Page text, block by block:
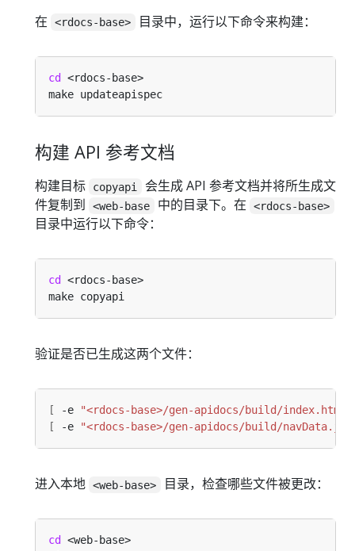
在
<rdocs-base> 目录中，运行以下命令来构建：
cd
构建 API 参考文档
构建目标 copyapi
会生成 API 参考文档并将所生成文
件复制到
<web-base 中的目录下。在 <rdocs-base>
目录中运行以下命令：
cd
验证是否已生成这两个文件：
[ -e
"<rdocs-base>/gen-apidocs/build/index.html"
[
-e "<rdocs-base>/gen-apidocs/build/navData.js"
进入本地 <web-base> 目录，检查哪些文件被更改：
cd